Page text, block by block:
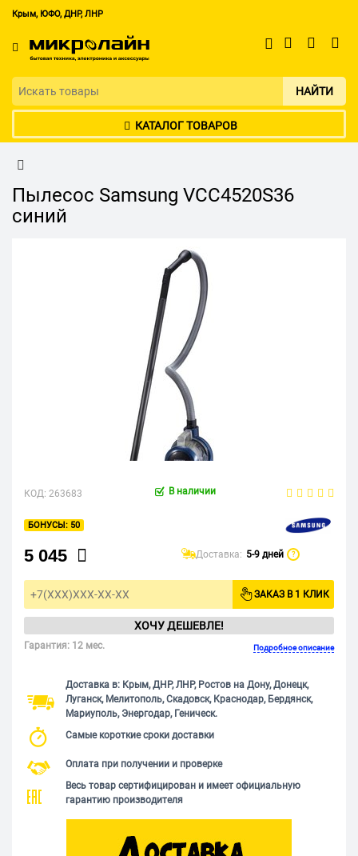
Крым, ЮФО, ДНР, ЛНР
НАЙТИ
КАТАЛОГ ТОВАРОВ
Пылесос Samsung VCC4520S36
синий
КОД: 263683 В наличии
50
5 045 Доставка: 5-9 дней ?
ЗАКАЗ В 1 КЛИК
ХОЧУ ДЕШЕВЛЕ!
Гарантия: 12 мес. Подробное описание
Доставка в: Крым, ДНР, ЛНР, Ростов на Дону, Донецк,
Луганск, Мелитополь, Скадовск, Краснодар, Бердянск,
Мариуполь, Энергодар, Геническ.
Самые короткие сроки доставки
Оплата при получении и проверке
Весь товар сертифицирован и имеет официальную
гарантию производителя